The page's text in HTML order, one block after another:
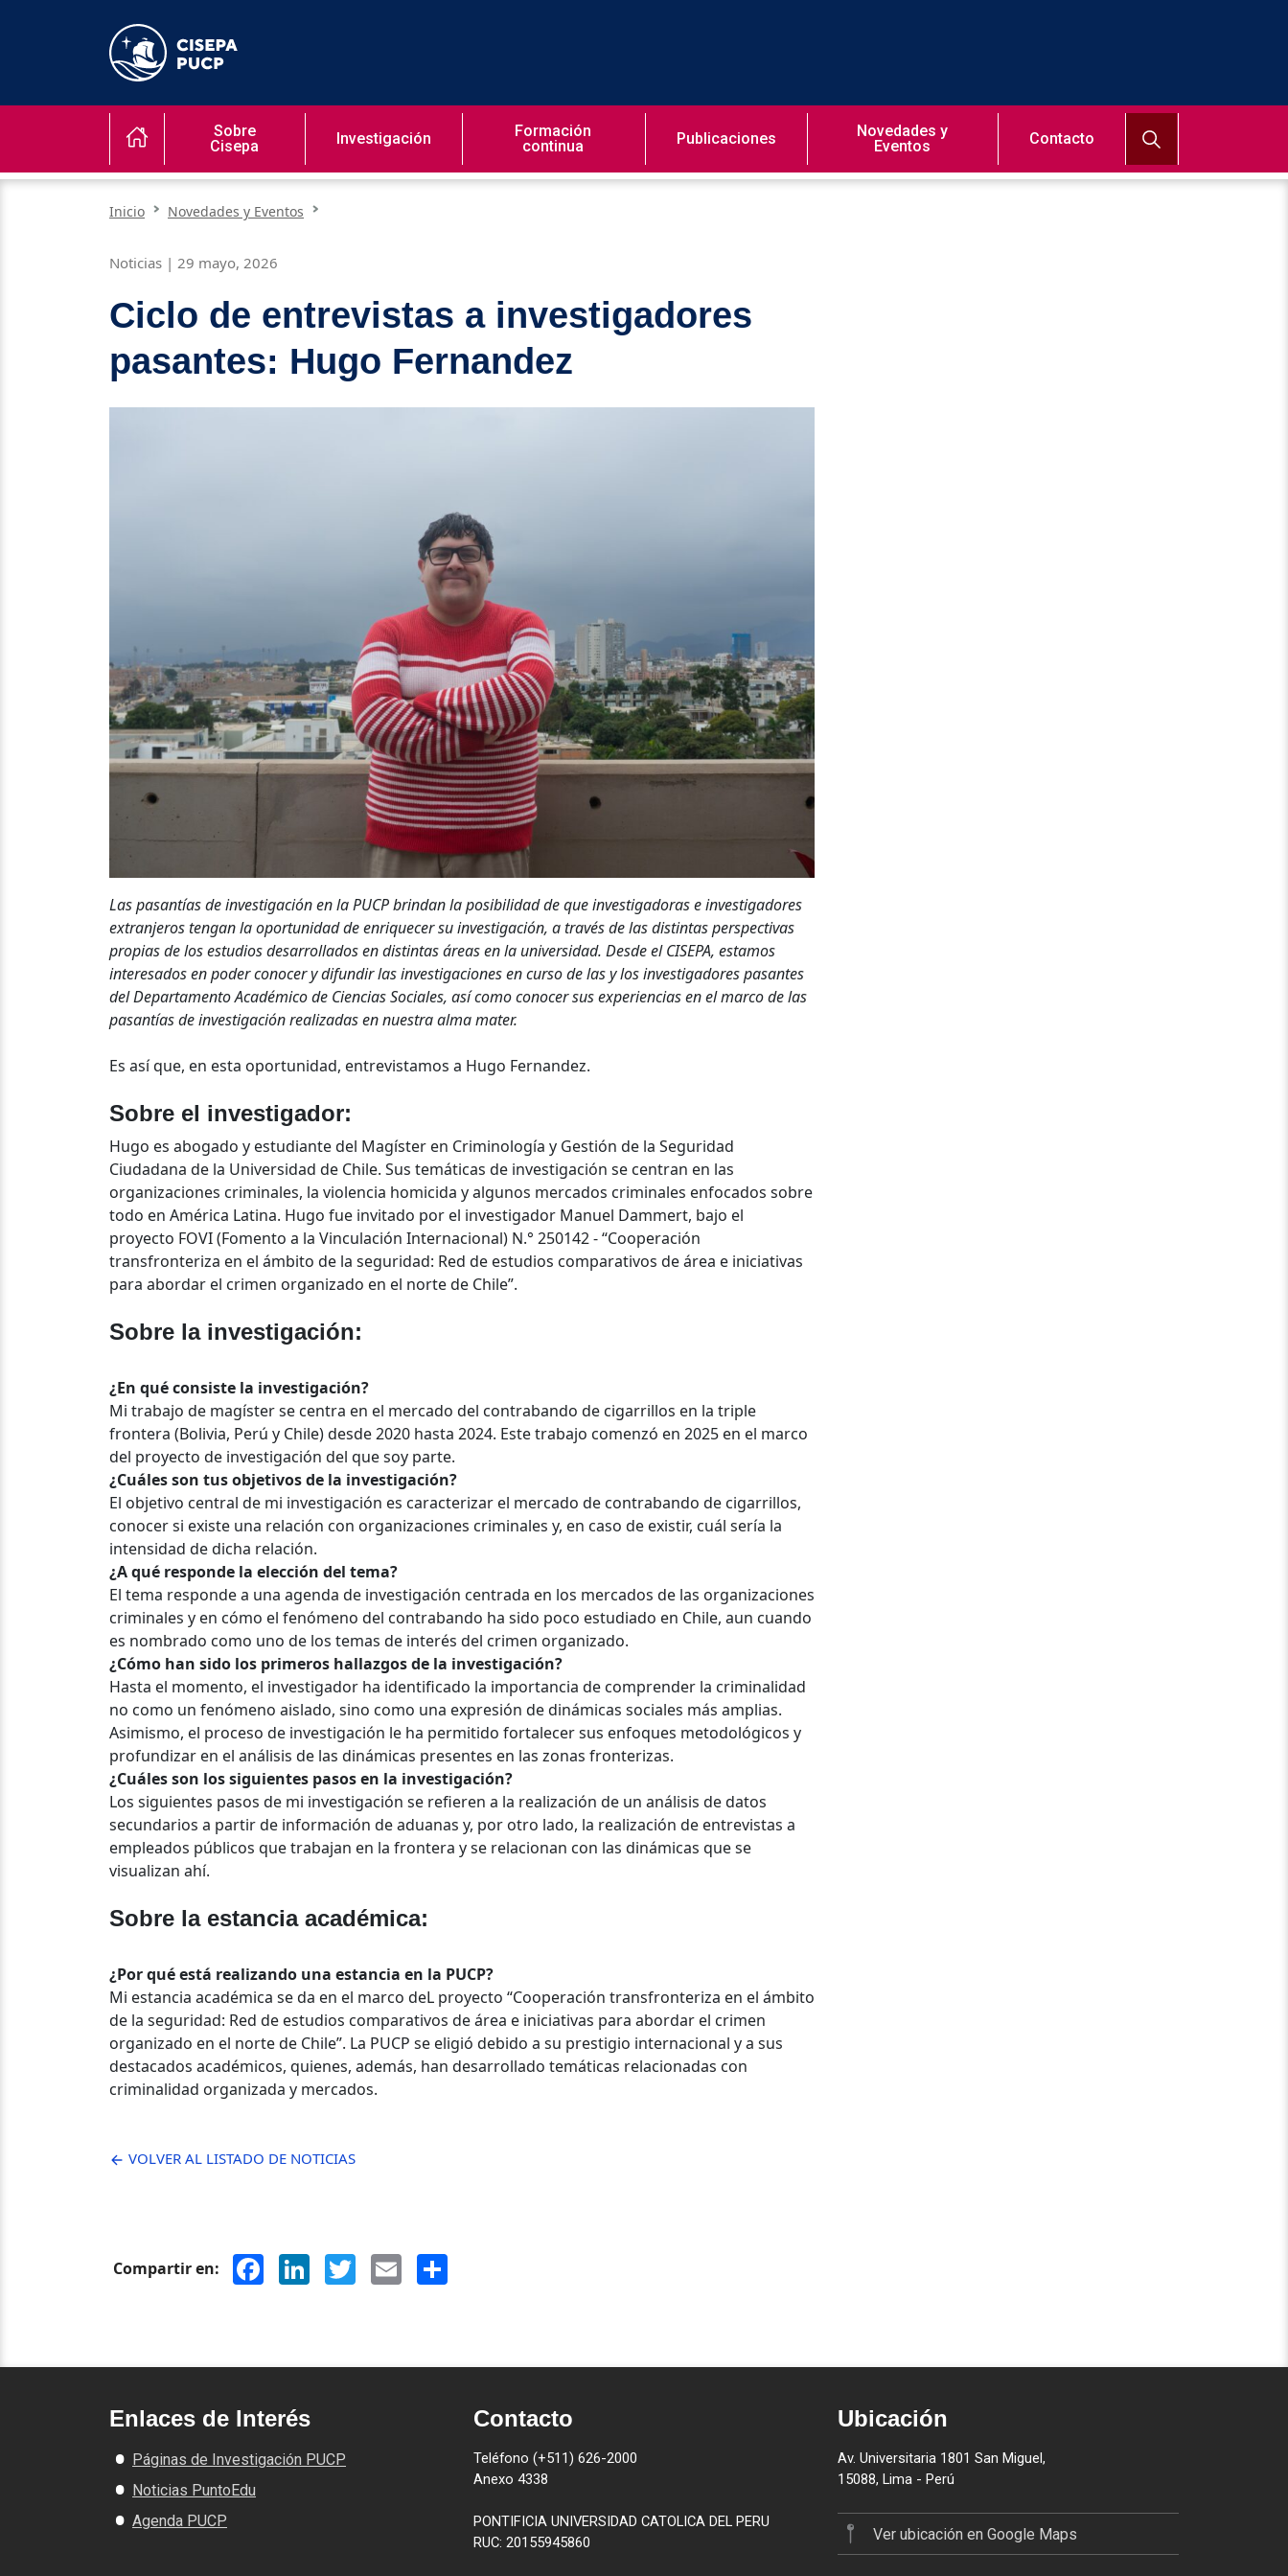
Sobre
Cisepa
Investigación
Formación
continua
Publicaciones
Novedades y
Eventos
Contacto
Inicio Novedades y Eventos
Noticias | 29 mayo, 2026
Ciclo de entrevistas a investigadores
pasantes: Hugo Fernandez
Las pasantías de investigación en la PUCP brindan la posibilidad de que investigadoras e investigadores
extranjeros tengan la oportunidad de enriquecer su investigación, a través de las distintas perspectivas
propias de los estudios desarrollados en distintas áreas en la universidad. Desde el CISEPA, estamos
interesados en poder conocer y difundir las investigaciones en curso de las y los investigadores pasantes
del Departamento Académico de Ciencias Sociales, así como conocer sus experiencias en el marco de las
pasantías de investigación realizadas en nuestra alma mater.
Es así que, en esta oportunidad, entrevistamos a Hugo Fernandez.
Sobre el investigador:
Hugo es abogado y estudiante del Magíster en Criminología y Gestión de la Seguridad
Ciudadana de la Universidad de Chile. Sus temáticas de investigación se centran en las
organizaciones criminales, la violencia homicida y algunos mercados criminales enfocados sobre
todo en América Latina. Hugo fue invitado por el investigador Manuel Dammert, bajo el
proyecto FOVI (Fomento a la Vinculación Internacional) N.° 250142 - “Cooperación
transfronteriza en el ámbito de la seguridad: Red de estudios comparativos de área e iniciativas
para abordar el crimen organizado en el norte de Chile”.
Sobre la investigación:
¿En qué consiste la investigación?
Mi trabajo de magíster se centra en el mercado del contrabando de cigarrillos en la triple
frontera (Bolivia, Perú y Chile) desde 2020 hasta 2024. Este trabajo comenzó en 2025 en el marco
del proyecto de investigación del que soy parte.
¿Cuáles son tus objetivos de la investigación?
El objetivo central de mi investigación es caracterizar el mercado de contrabando de cigarrillos,
conocer si existe una relación con organizaciones criminales y, en caso de existir, cuál sería la
intensidad de dicha relación.
¿A qué responde la elección del tema?
El tema responde a una agenda de investigación centrada en los mercados de las organizaciones
criminales y en cómo el fenómeno del contrabando ha sido poco estudiado en Chile, aun cuando
es nombrado como uno de los temas de interés del crimen organizado.
¿Cómo han sido los primeros hallazgos de la investigación?
Hasta el momento, el investigador ha identificado la importancia de comprender la criminalidad
no como un fenómeno aislado, sino como una expresión de dinámicas sociales más amplias.
Asimismo, el proceso de investigación le ha permitido fortalecer sus enfoques metodológicos y
profundizar en el análisis de las dinámicas presentes en las zonas fronterizas.
¿Cuáles son los siguientes pasos en la investigación?
Los siguientes pasos de mi investigación se refieren a la realización de un análisis de datos
secundarios a partir de información de aduanas y, por otro lado, la realización de entrevistas a
empleados públicos que trabajan en la frontera y se relacionan con las dinámicas que se
visualizan ahí.
Sobre la estancia académica:
¿Por qué está realizando una estancia en la PUCP?
Mi estancia académica se da en el marco deL proyecto “Cooperación transfronteriza en el ámbito
de la seguridad: Red de estudios comparativos de área e iniciativas para abordar el crimen
organizado en el norte de Chile”. La PUCP se eligió debido a su prestigio internacional y a sus
destacados académicos, quienes, además, han desarrollado temáticas relacionadas con
criminalidad organizada y mercados.
VOLVER AL LISTADO DE NOTICIAS
Compartir en: FacebookLinkedInTwitter Email
Enlaces de Interés
Páginas de Investigación PUCP
Noticias PuntoEdu
Agenda PUCP
Contacto
Teléfono (+511) 626-2000
Anexo 4338
PONTIFICIA UNIVERSIDAD CATOLICA DEL PERU
RUC: 20155945860
Ubicación
Av. Universitaria 1801 San Miguel,
15088, Lima - Perú
Ver ubicación en Google Maps